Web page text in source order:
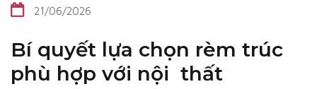
21/06/2026
Bí quyết lựa chọn rèm trúc
phù hợp với nội thất